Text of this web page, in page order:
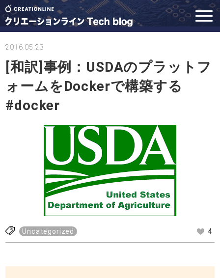
2016.05.23
[和訳]事例：USDAのプラットフ
ォームをDockerで構築する
#docker
Uncategorized 4